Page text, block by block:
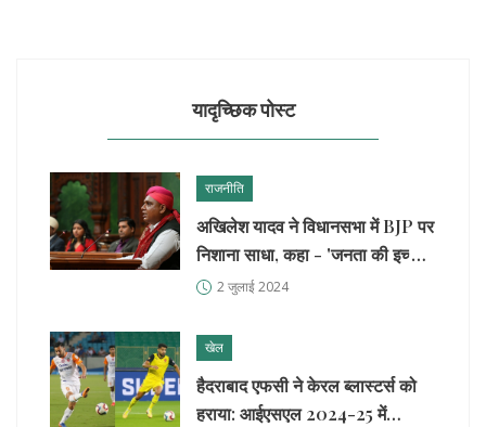
यादृच्छिक पोस्ट
राजनीति
अखिलेश यादव ने विधानसभा में BJP पर
निशाना साधा, कहा - 'जनता की इच्छा
सर्वोच्च'
2 जुलाई 2024
खेल
हैदराबाद एफसी ने केरल ब्लास्टर्स को
हराया: आईएसएल 2024-25 में